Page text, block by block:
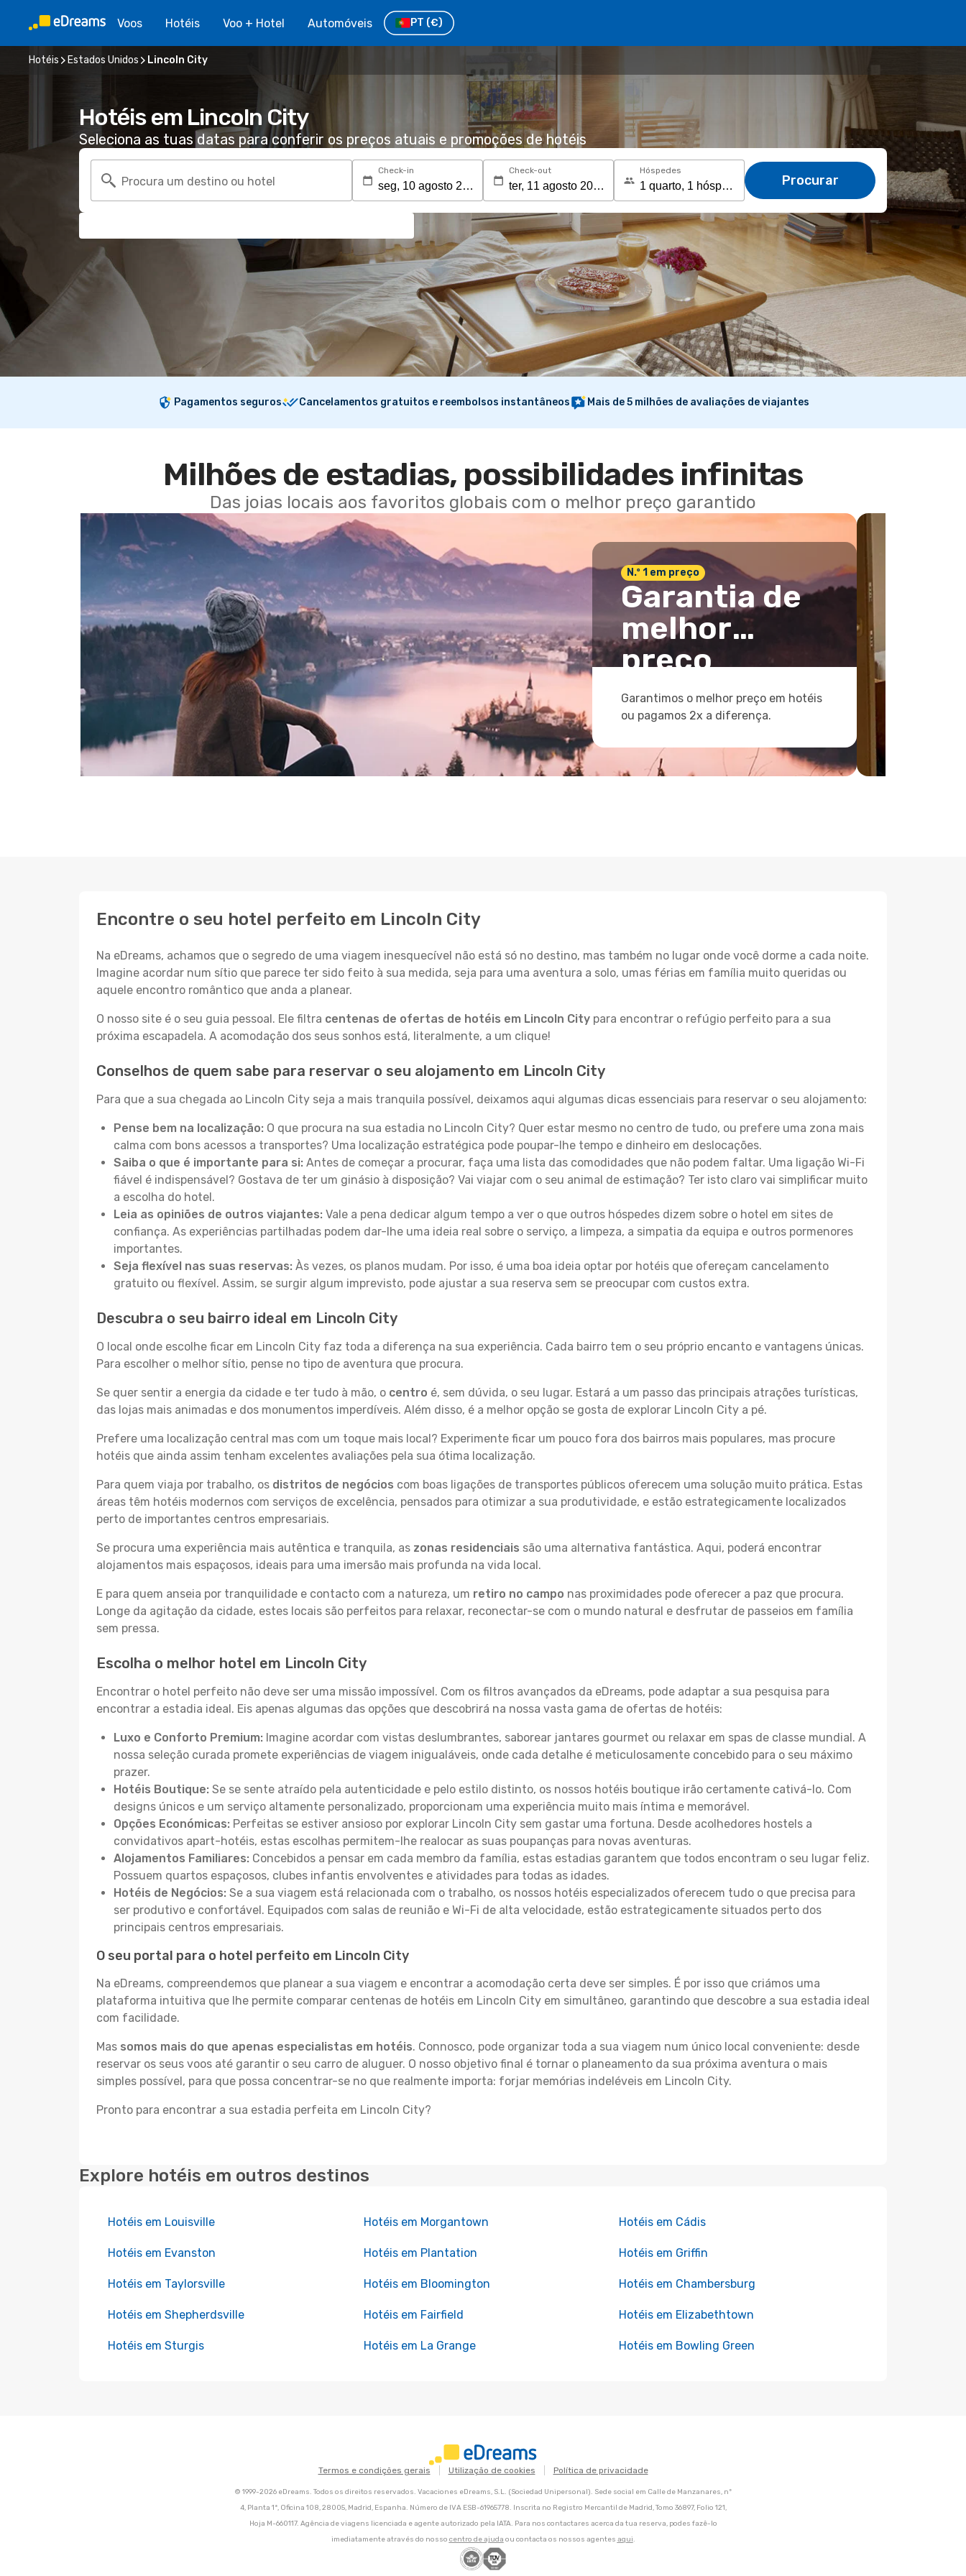
Voos Hotéis Voo + Hotel Automóveis PT (€)
Hotéis Estados Unidos Lincoln City
Hotéis em Lincoln City
Seleciona as tuas datas para conferir os preços atuais e promoções de hotéis
Procura um destino ou hotel
Check-in Check-out Hóspedes
Procurar
Pagamentos seguros Cancelamentos gratuitos e reembolsos instantâneos Mais de 5 milhões de avaliações de viajantes
Milhões de estadias, possibilidades infinitas
Das joias locais aos favoritos globais com o melhor preço garantido
N.º 1 em preço
Garantia de
melhor
preço
Garantimos o melhor preço em hotéis
ou pagamos 2x a diferença.
Encontre o seu hotel perfeito em Lincoln City
Na eDreams, achamos que o segredo de uma viagem inesquecível não está só no destino, mas também no lugar onde você dorme a cada noite.
Imagine acordar num sítio que parece ter sido feito à sua medida, seja para uma aventura a solo, umas férias em família muito queridas ou
aquele encontro romântico que anda a planear.
O nosso site é o seu guia pessoal. Ele filtra centenas de ofertas de hotéis em Lincoln City para encontrar o refúgio perfeito para a sua
próxima escapadela. A acomodação dos seus sonhos está, literalmente, a um clique!
Conselhos de quem sabe para reservar o seu alojamento em Lincoln City
Para que a sua chegada ao Lincoln City seja a mais tranquila possível, deixamos aqui algumas dicas essenciais para reservar o seu alojamento:
Pense bem na localização: O que procura na sua estadia no Lincoln City? Quer estar mesmo no centro de tudo, ou prefere uma zona mais
calma com bons acessos a transportes? Uma localização estratégica pode poupar-lhe tempo e dinheiro em deslocações.
Saiba o que é importante para si: Antes de começar a procurar, faça uma lista das comodidades que não podem faltar. Uma ligação Wi-Fi
fiável é indispensável? Gostava de ter um ginásio à disposição? Vai viajar com o seu animal de estimação? Ter isto claro vai simplificar muito
a escolha do hotel.
Leia as opiniões de outros viajantes: Vale a pena dedicar algum tempo a ver o que outros hóspedes dizem sobre o hotel em sites de
confiança. As experiências partilhadas podem dar-lhe uma ideia real sobre o serviço, a limpeza, a simpatia da equipa e outros pormenores
importantes.
Seja flexível nas suas reservas: Às vezes, os planos mudam. Por isso, é uma boa ideia optar por hotéis que ofereçam cancelamento
gratuito ou flexível. Assim, se surgir algum imprevisto, pode ajustar a sua reserva sem se preocupar com custos extra.
Descubra o seu bairro ideal em Lincoln City
O local onde escolhe ficar em Lincoln City faz toda a diferença na sua experiência. Cada bairro tem o seu próprio encanto e vantagens únicas.
Para escolher o melhor sítio, pense no tipo de aventura que procura.
Se quer sentir a energia da cidade e ter tudo à mão, o centro é, sem dúvida, o seu lugar. Estará a um passo das principais atrações turísticas,
das lojas mais animadas e dos monumentos imperdíveis. Além disso, é a melhor opção se gosta de explorar Lincoln City a pé.
Prefere uma localização central mas com um toque mais local? Experimente ficar um pouco fora dos bairros mais populares, mas procure
hotéis que ainda assim tenham excelentes avaliações pela sua ótima localização.
Para quem viaja por trabalho, os distritos de negócios com boas ligações de transportes públicos oferecem uma solução muito prática. Estas
áreas têm hotéis modernos com serviços de excelência, pensados para otimizar a sua produtividade, e estão estrategicamente localizados
perto de importantes centros empresariais.
Se procura uma experiência mais autêntica e tranquila, as zonas residenciais são uma alternativa fantástica. Aqui, poderá encontrar
alojamentos mais espaçosos, ideais para uma imersão mais profunda na vida local.
E para quem anseia por tranquilidade e contacto com a natureza, um retiro no campo nas proximidades pode oferecer a paz que procura.
Longe da agitação da cidade, estes locais são perfeitos para relaxar, reconectar-se com o mundo natural e desfrutar de passeios em família
sem pressa.
Escolha o melhor hotel em Lincoln City
Encontrar o hotel perfeito não deve ser uma missão impossível. Com os filtros avançados da eDreams, pode adaptar a sua pesquisa para
encontrar a estadia ideal. Eis apenas algumas das opções que descobrirá na nossa vasta gama de ofertas de hotéis:
Luxo e Conforto Premium: Imagine acordar com vistas deslumbrantes, saborear jantares gourmet ou relaxar em spas de classe mundial. A
nossa seleção curada promete experiências de viagem inigualáveis, onde cada detalhe é meticulosamente concebido para o seu máximo
prazer.
Hotéis Boutique: Se se sente atraído pela autenticidade e pelo estilo distinto, os nossos hotéis boutique irão certamente cativá-lo. Com
designs únicos e um serviço altamente personalizado, proporcionam uma experiência muito mais íntima e memorável.
Opções Económicas: Perfeitas se estiver ansioso por explorar Lincoln City sem gastar uma fortuna. Desde acolhedores hostels a
convidativos apart-hotéis, estas escolhas permitem-lhe realocar as suas poupanças para novas aventuras.
Alojamentos Familiares: Concebidos a pensar em cada membro da família, estas estadias garantem que todos encontram o seu lugar feliz.
Possuem quartos espaçosos, clubes infantis envolventes e atividades para todas as idades.
Hotéis de Negócios: Se a sua viagem está relacionada com o trabalho, os nossos hotéis especializados oferecem tudo o que precisa para
ser produtivo e confortável. Equipados com salas de reunião e Wi-Fi de alta velocidade, estão estrategicamente situados perto dos
principais centros empresariais.
O seu portal para o hotel perfeito em Lincoln City
Na eDreams, compreendemos que planear a sua viagem e encontrar a acomodação certa deve ser simples. É por isso que criámos uma
plataforma intuitiva que lhe permite comparar centenas de hotéis em Lincoln City em simultâneo, garantindo que descobre a sua estadia ideal
com facilidade.
Mas somos mais do que apenas especialistas em hotéis. Connosco, pode organizar toda a sua viagem num único local conveniente: desde
reservar os seus voos até garantir o seu carro de aluguer. O nosso objetivo final é tornar o planeamento da sua próxima aventura o mais
simples possível, para que possa concentrar-se no que realmente importa: forjar memórias indeléveis em Lincoln City.
Pronto para encontrar a sua estadia perfeita em Lincoln City?
Explore hotéis em outros destinos
Hotéis em Louisville Hotéis em Morgantown Hotéis em Cádis
Hotéis em Evanston Hotéis em Plantation Hotéis em Griffin
Hotéis em Taylorsville Hotéis em Bloomington Hotéis em Chambersburg
Hotéis em Shepherdsville Hotéis em Fairfield Hotéis em Elizabethtown
Hotéis em Sturgis Hotéis em La Grange Hotéis em Bowling Green
Termos e condições gerais Utilização de cookies Política de privacidade
© 1999-2026 eDreams. Todos os direitos reservados. Vacaciones eDreams, S.L. (Sociedad Unipersonal). Sede social em Calle de Manzanares, nº
4, Planta 1ª, Oficina 108, 28005, Madrid, Espanha. Número de IVA ESB-61965778. Inscrita no Registro Mercantil de Madrid, Tomo 36897, Folio 121,
Hoja M-660117. Agência de viagens licenciada e agente autorizado pela IATA. Para nos contactares acerca da tua reserva, podes fazê-lo
imediatamente através do nosso centro de ajuda ou contacta os nossos agentes aqui.